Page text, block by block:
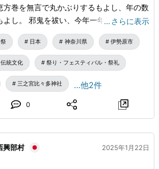
方巻を無言で丸かぶりするもよし、年の数
よし。 邪鬼を祓い、今年一年健康で幸せ
願して福を招きに✨節分祭へ是非どうぞ！
… さらに表示
日本 神奈川県 伊勢原市
伝統文化 祭り・フェスティバル・祭礼
三之宮比々多神社 …他2件
0
興部村 2025年1月22日